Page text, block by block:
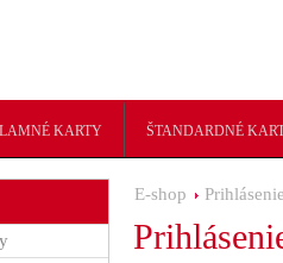
KARTY ŠTANDARDNÉ
E-shop Prihlásenie